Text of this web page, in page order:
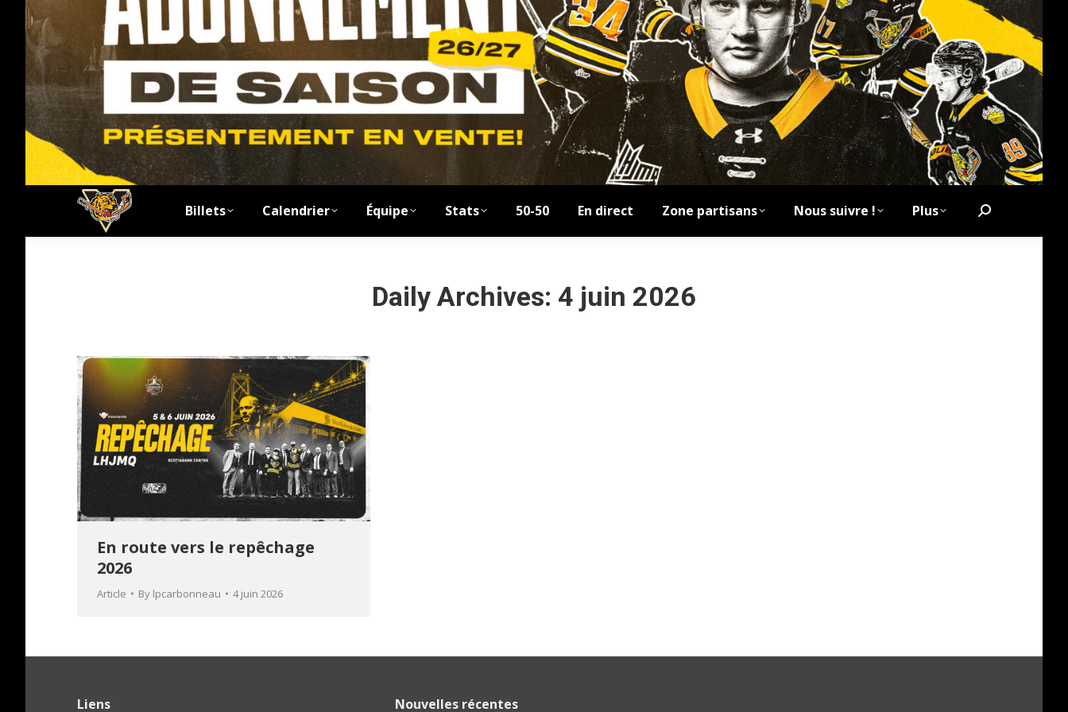
Billets Calendrier Équipe Stats 50-50 En direct Zone partisans Nous suivre ! Plus Search:
Daily Archives: 4 juin 2026
En route vers le repêchage
2026
Article By lpcarbonneau 4 juin 2026
Liens Nouvelles récentes